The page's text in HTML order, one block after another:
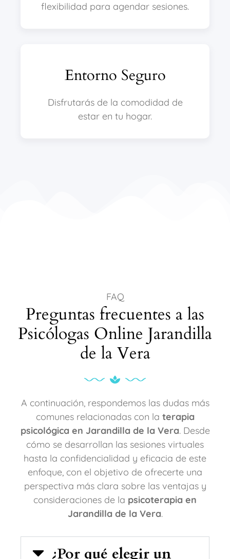
flexibilidad para agendar sesiones.
Entorno Seguro
Disfrutarás de la comodidad de
estar en tu hogar.
FAQ
Preguntas frecuentes a las
Psicólogas Online Jarandilla
de la Vera
A continuación, respondemos las dudas más
comunes relacionadas con la terapia
psicológica en Jarandilla de la Vera. Desde
cómo se desarrollan las sesiones virtuales
hasta la confidencialidad y eficacia de este
enfoque, con el objetivo de ofrecerte una
perspectiva más clara sobre las ventajas y
consideraciones de la psicoterapia en
Jarandilla de la Vera.
¿Por qué elegir un